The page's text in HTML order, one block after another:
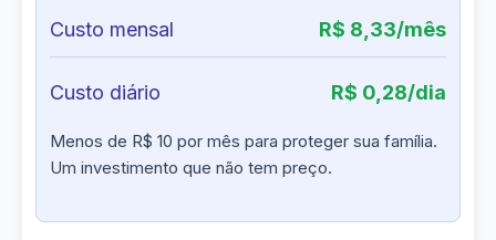
Custo mensal R$ 8,33/mês
Custo diário R$ 0,28/dia
Menos de R$ 10 por mês para proteger sua família.
Um investimento que não tem preço.